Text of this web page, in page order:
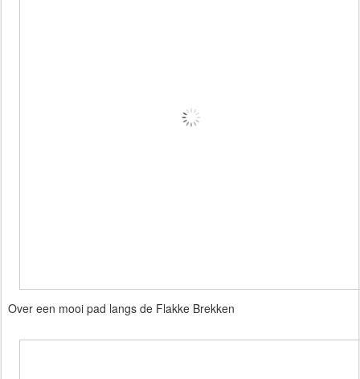
Over een mooi pad langs de Flakke Brekken